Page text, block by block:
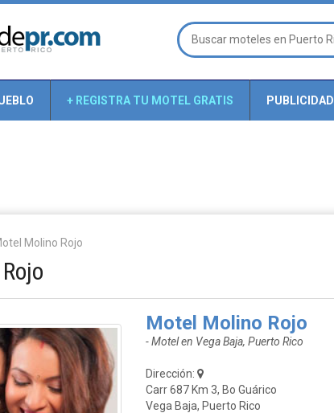
+ REGISTRA TU MOTEL GRATIS PUBLICIDAD
Molino Rojo
Motel Molino Rojo
- Motel en Vega Baja, Puerto Rico
Dirección:
Carr 687 Km 3, Bo Guárico
Vega Baja, Puerto Rico